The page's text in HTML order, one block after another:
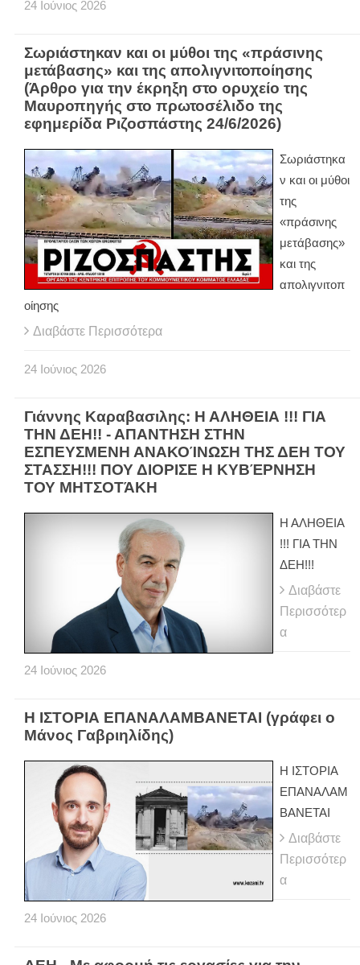
24 Ιούνιος 2026
Σωριάστηκαν και οι μύθοι της «πράσινης
μετάβασης» και της απολιγνιτοποίησης
(Άρθρο για την έκρηξη στο ορυχείο της
Μαυροπηγής στο πρωτοσέλιδο της
εφημερίδα Ριζοσπάστης 24/6/2026)
Σωριάστηκα
ν και οι μύθοι
της
«πράσινης
μετάβασης»
και της
απολιγνιτοπ
οίησης
Διαβάστε Περισσότερα
24 Ιούνιος 2026
Γιάννης Καραβασιλης: Η ΑΛΗΘΕΙΑ !!! ΓΙΑ
ΤΗΝ ΔΕΗ!! - ΑΠΑΝΤΗΣΗ ΣΤΗΝ
ΕΣΠΕΥΣΜΕΝΗ ΑΝΑΚΟΊΝΩΣΗ ΤΗΣ ΔΕΗ ΤΟΥ
ΣΤΑΣΣΗ!!! ΠΟΥ ΔΙΟΡΙΣΕ Η ΚΥΒΈΡΝΗΣΗ
ΤΟΥ ΜΗΤΣΟΤΆΚΗ
Η ΑΛΗΘΕΙΑ
!!! ΓΙΑ ΤΗΝ
ΔΕΗ!!!
Διαβάστε
Περισσότερ
α
24 Ιούνιος 2026
Η ΙΣΤΟΡΙΑ ΕΠΑΝΑΛΑΜΒΑΝΕΤΑΙ (γράφει ο
Μάνος Γαβριηλίδης)
Η ΙΣΤΟΡΙΑ
ΕΠΑΝΑΛΑΜ
ΒΑΝΕΤΑΙ
Διαβάστε
Περισσότερ
α
24 Ιούνιος 2026